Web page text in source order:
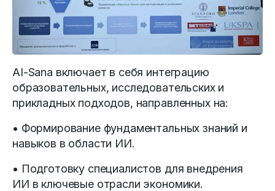
AI-Sana включает в себя интеграцию
образовательных, исследовательских и
прикладных подходов, направленных на:
• Формирование фундаментальных знаний и
навыков в области ИИ.
• Подготовку специалистов для внедрения
ИИ в ключевые отрасли экономики.